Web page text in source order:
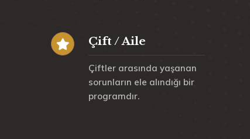
Çift / Aile
Çiftler arasında yaşanan
sorunların ele alındığı bir
programdır.